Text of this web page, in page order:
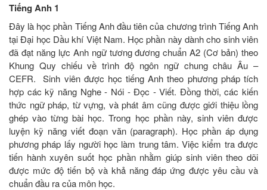
Tiếng Anh 1
Đây là học phần Tiếng Anh đầu tiên của chương trình Tiếng Anh
tại Đại học Dầu khí Việt Nam. Học phần này dành cho sinh viên
đã đạt năng lực Anh ngữ tương đương chuẩn A2 (Cơ bản) theo
Khung Quy chiếu về trình độ ngôn ngữ chung châu Âu –
CEFR. Sinh viên được học tiếng Anh theo phương pháp tích
hợp các kỹ năng Nghe - Nói - Đọc - Viết. Đồng thời, các kiến
thức ngữ pháp, từ vựng, và phát âm cũng được giới thiệu lồng
ghép vào từng bài học. Trong học phần này, sinh viên được
luyện kỹ năng viết đoạn văn (paragraph). Học phần áp dụng
phương pháp lấy người học làm trung tâm. Việc kiểm tra được
tiến hành xuyên suốt học phần nhằm giúp sinh viên theo dõi
được mức độ tiến bộ và khả năng đáp ứng được yêu cầu và
chuẩn đầu ra của môn học.